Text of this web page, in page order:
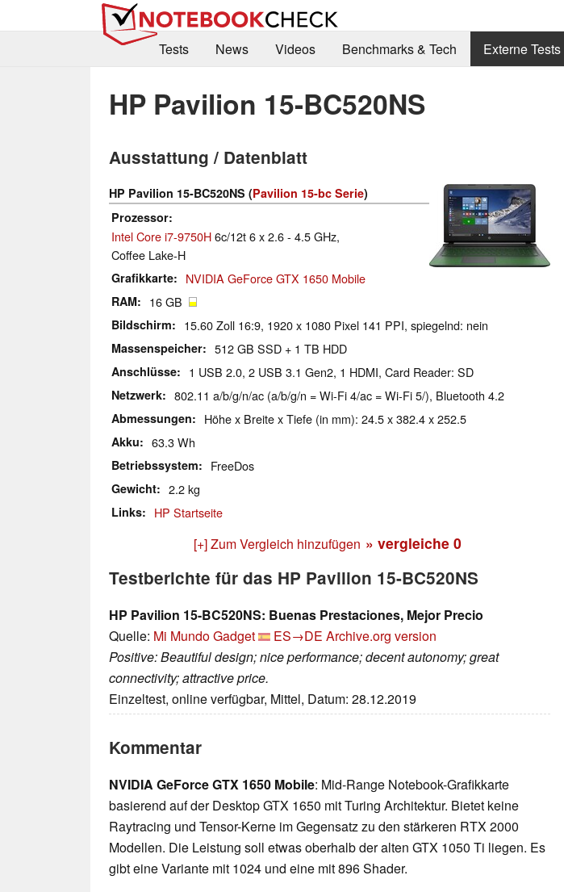
Tests
News Videos Benchmarks & Tech Externe Tests
HP Pavilion 15-BC520NS
Ausstattung / Datenblatt
HP Pavilion 15-BC520NS (Pavilion 15-bc Serie)
Prozessor
Intel Core i7-9750H6c/12t 6 x 2.6 - 4.5 GHz,
Coffee Lake-H
Grafikkarte NVIDIA GeForce GTX 1650 Mobile
RAM 16 GB
Bildschirm 15.60 Zoll 16:9, 1920 x 1080 Pixel 141 PPI, spiegelnd: nein
Massenspeicher 512 GB SSD + 1 TB HDD
Anschlüsse 1 USB 2.0, 2 USB 3.1 Gen2, 1 HDMI, Card Reader: SD
Netzwerk 802.11 a/b/g/n/ac (a/b/g/n = Wi-Fi 4/ac = Wi-Fi 5/), Bluetooth 4.2
Abmessungen Höhe x Breite x Tiefe (in mm): 24.5 x 382.4 x 252.5
Akku 63.3 Wh
Betriebssystem FreeDos
Gewicht 2.2 kg
Links HP Startseite
[+] Zum Vergleich hinzufügen » vergleiche 0
Testberichte für das HP Pavilion 15-BC520NS
HP Pavilion 15-BC520NS: Buenas Prestaciones, Mejor Precio
Quelle: Mi Mundo Gadget ES→DE Archive.org version
Positive: Beautiful design; nice performance; decent autonomy; great
connectivity; attractive price.
Einzeltest, online verfügbar, Mittel, Datum: 28.12.2019
Kommentar
NVIDIA GeForce GTX 1650 Mobile: Mid-Range Notebook-Grafikkarte
basierend auf der Desktop GTX 1650 mit Turing Architektur. Bietet keine
Raytracing und Tensor-Kerne im Gegensatz zu den stärkeren RTX 2000
Modellen. Die Leistung soll etwas oberhalb der alten GTX 1050 Ti liegen. Es
gibt eine Variante mit 1024 und eine mit 896 Shader.